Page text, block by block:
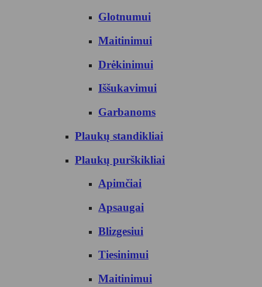
Glotnumui
Maitinimui
Drėkinimui
Iššukavimui
Garbanoms
Plaukų standikliai
Plaukų purškikliai
Apimčiai
Apsaugai
Blizgesiui
Tiesinimui
Maitinimui